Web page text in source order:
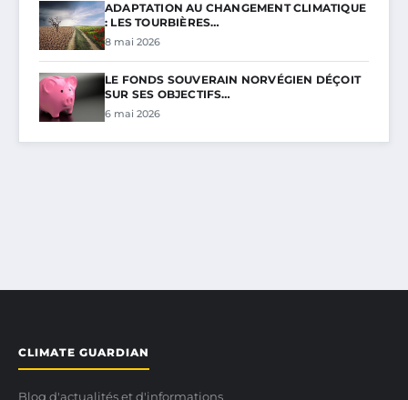
ADAPTATION AU CHANGEMENT CLIMATIQUE
: LES TOURBIÈRES…
8 mai 2026
LE FONDS SOUVERAIN NORVÉGIEN DÉÇOIT
SUR SES OBJECTIFS…
6 mai 2026
CLIMATE GUARDIAN
Blog d'actualités et d'informations